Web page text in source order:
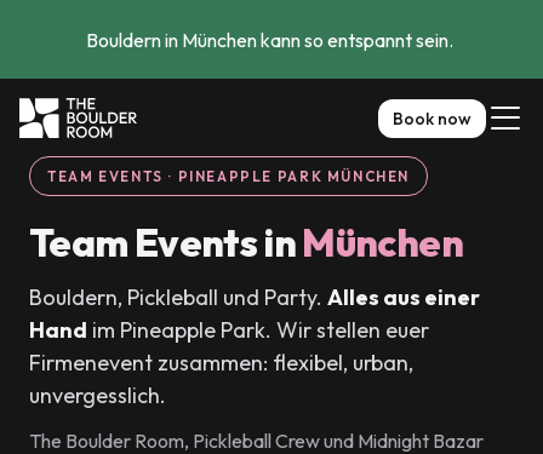
Bouldern in München kann so entspannt sein.
Book now
TEAM EVENTS · PINEAPPLE PARK MÜNCHEN
Team Events inMünchen
Bouldern, Pickleball und Party. Alles aus einer
Hand im Pineapple Park. Wir stellen euer
Firmenevent zusammen: flexibel, urban,
unvergesslich.
The Boulder Room, Pickleball Crew und Midnight Bazar